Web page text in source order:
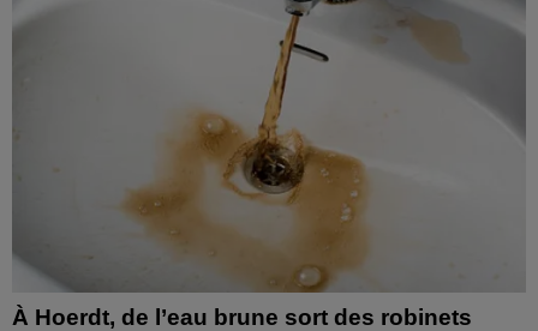
À Hoerdt, de l’eau brune sort des robinets